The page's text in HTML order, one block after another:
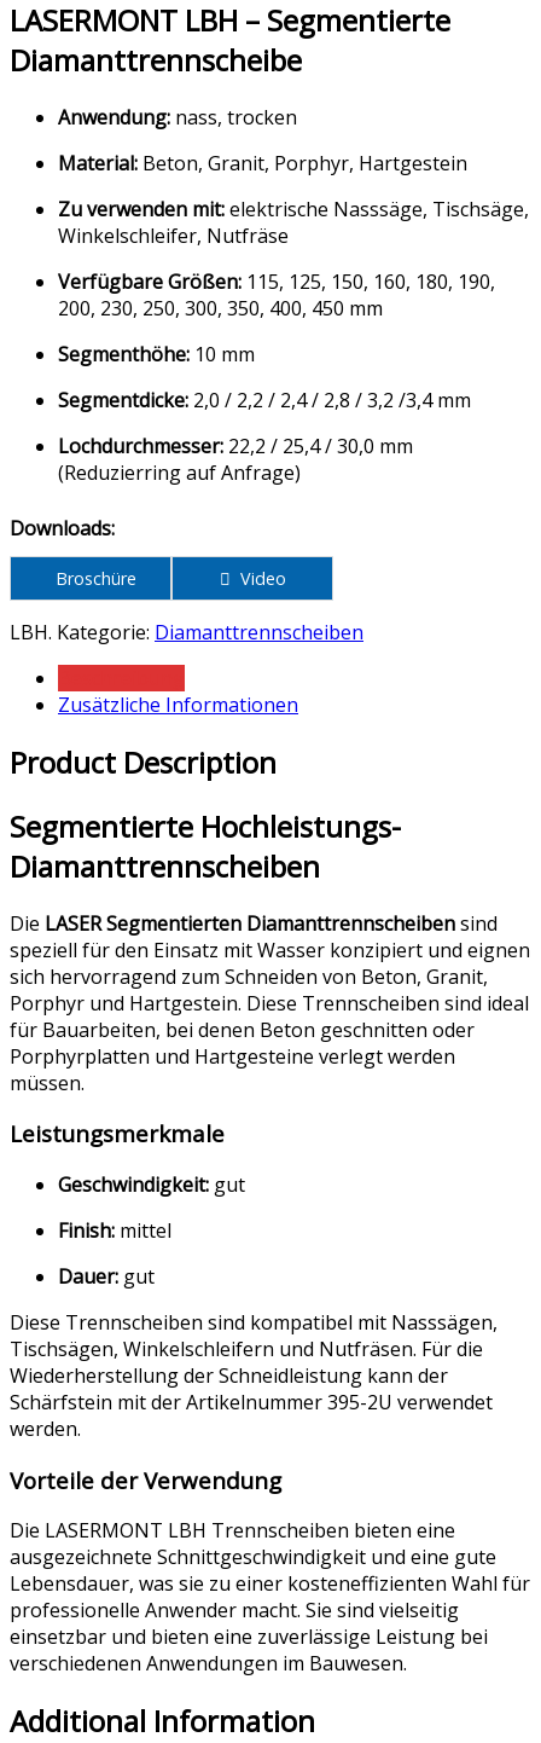
LASERMONT LBH – Segmentierte
Diamanttrennscheibe
Anwendung: nass, trocken
Material: Beton, Granit, Porphyr, Hartgestein
Zu verwenden mit:elektrische Nasssäge, Tischsäge,
Winkelschleifer, Nutfräse
Verfügbare Größen: 115, 125, 150, 160, 180, 190,
200, 230, 250, 300, 350, 400, 450 mm
Segmenthöhe: 10 mm
Segmentdicke: 2,0 / 2,2 / 2,4 / 2,8 / 3,2 /3,4 mm
Lochdurchmesser: 22,2 / 25,4 / 30,0 mm
(Reduzierring auf Anfrage)
Downloads:
Broschüre Video
LBH. Kategorie: Diamanttrennscheiben
Zusätzliche Informationen
Product Description
Segmentierte Hochleistungs-
Diamanttrennscheiben
Die LASER Segmentierten Diamanttrennscheibensind
speziell für den Einsatz mit Wasser konzipiert und eignen
sich hervorragend zum Schneiden von Beton, Granit,
Porphyr und Hartgestein. Diese Trennscheiben sind ideal
für Bauarbeiten, bei denen Beton geschnitten oder
Porphyrplatten und Hartgesteine verlegt werden
müssen.
Leistungsmerkmale
Geschwindigkeit: gut
Finish: mittel
Dauer: gut
Diese Trennscheiben sind kompatibel mit Nasssägen,
Tischsägen, Winkelschleifern und Nutfräsen. Für die
Wiederherstellung der Schneidleistung kann der
Schärfstein mit der Artikelnummer 395-2U verwendet
werden.
Vorteile der Verwendung
Die LASERMONT LBH Trennscheiben bieten eine
ausgezeichnete Schnittgeschwindigkeit und eine gute
Lebensdauer, was sie zu einer kosteneffizienten Wahl für
professionelle Anwender macht. Sie sind vielseitig
einsetzbar und bieten eine zuverlässige Leistung bei
verschiedenen Anwendungen im Bauwesen.
Additional Information